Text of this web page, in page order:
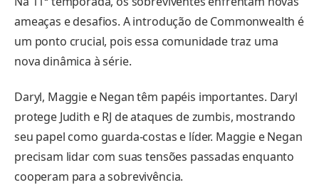
ameaças e desafios. A introdução de Commonwealth é
um ponto crucial, pois essa comunidade traz uma
nova dinâmica à série.
Daryl, Maggie e Negan têm papéis importantes. Daryl
protege Judith e RJ de ataques de zumbis, mostrando
seu papel como guarda-costas e líder. Maggie e Negan
precisam lidar com suas tensões passadas enquanto
cooperam para a sobrevivência.